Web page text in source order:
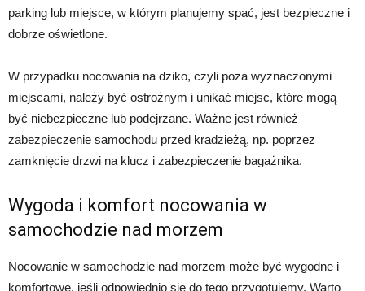
parking lub miejsce, w którym planujemy spać, jest bezpieczne i
dobrze oświetlone.
W przypadku nocowania na dziko, czyli poza wyznaczonymi
miejscami, należy być ostrożnym i unikać miejsc, które mogą
być niebezpieczne lub podejrzane. Ważne jest również
zabezpieczenie samochodu przed kradzieżą, np. poprzez
zamknięcie drzwi na klucz i zabezpieczenie bagażnika.
Wygoda i komfort nocowania w
samochodzie nad morzem
Nocowanie w samochodzie nad morzem może być wygodne i
komfortowe, jeśli odpowiednio się do tego przygotujemy. Warto